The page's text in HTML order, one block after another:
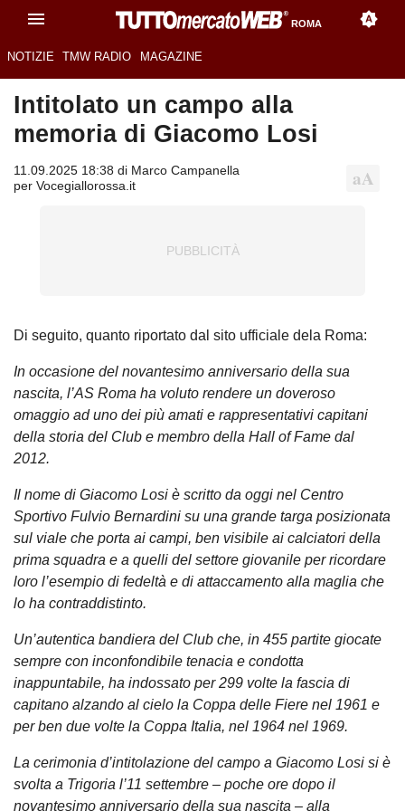
ROMA
NOTIZIE TMW RADIO MAGAZINE
Intitolato un campo alla
memoria di Giacomo Losi
11.09.2025 18:38 di Marco Campanella
per Vocegiallorossa.it
Di seguito, quanto riportato dal sito ufficiale dela Roma:
In occasione del novantesimo anniversario della sua
nascita, l’AS Roma ha voluto rendere un doveroso
omaggio ad uno dei più amati e rappresentativi capitani
della storia del Club e membro della Hall of Fame dal
2012.
Il nome di Giacomo Losi è scritto da oggi nel Centro
Sportivo Fulvio Bernardini su una grande targa posizionata
sul viale che porta ai campi, ben visibile ai calciatori della
prima squadra e a quelli del settore giovanile per ricordare
loro l’esempio di fedeltà e di attaccamento alla maglia che
lo ha contraddistinto.
Un’autentica bandiera del Club che, in 455 partite giocate
sempre con inconfondibile tenacia e condotta
inappuntabile, ha indossato per 299 volte la fascia di
capitano alzando al cielo la Coppa delle Fiere nel 1961 e
per ben due volte la Coppa Italia, nel 1964 nel 1969.
La cerimonia d’intitolazione del campo a Giacomo Losi si è
svolta a Trigoria l’11 settembre – poche ore dopo il
novantesimo anniversario della sua nascita – alla